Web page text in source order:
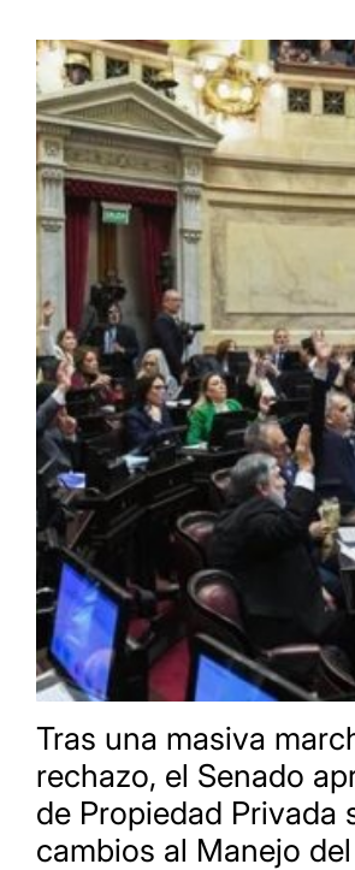
Tras una masiva
rechazo, el Senado
de Propiedad Privada
cambios al Manejo